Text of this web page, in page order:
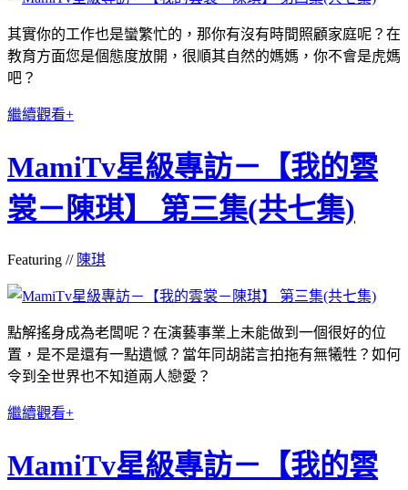
其實你的工作也是蠻繁忙的，那你有沒有時間照顧家庭呢？在
教育方面您是個態度放開，很順其自然的媽媽，你不會是虎媽
吧？
繼續觀看+
MamiTv星級專訪－【我的雲
裳－陳琪】 第三集(共七集)
Featuring // 陳琪
點解搖身成為老闆呢？在演藝事業上未能做到一個很好的位
置，是不是還有一點遺憾？當年同胡諾言拍拖有無犧牲？如何
令到全世界也不知道兩人戀愛？
繼續觀看+
MamiTv星級專訪－【我的雲